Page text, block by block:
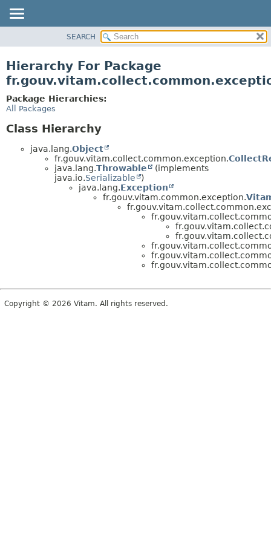
CLASS
TREE
DEPRECATED
SEARCH
Hierarchy For Package
Package Hierarchies:
All Packages
Class Hierarchy
java.lang.Object
fr.gouv.vitam.collect.common.exception.
java.lang.Throwable
(implements
java.io.Serializable
)
java.lang.Exception
fr.gouv.vitam.common.exception.
Copyright © 2026 Vitam. All rights reserved.